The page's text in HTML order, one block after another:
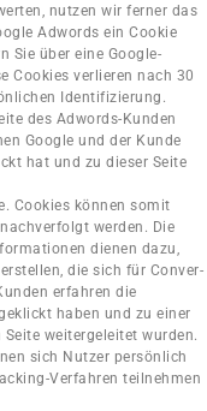
nutzen wir ferner das
Adwords ein Cookie
Sie über eine Google-
Cookies verlieren nach 30
Identifizierung.
des Adwords-Kunden
Google und der Kunde
hat und zu dieser Seite
Cookies können somit
werden. Die
dienen dazu,
die sich für Conver-
erfahren die
haben und zu einer
weitergeleitet wurden.
sich Nutzer persönlich
Verfahren teilnehmen